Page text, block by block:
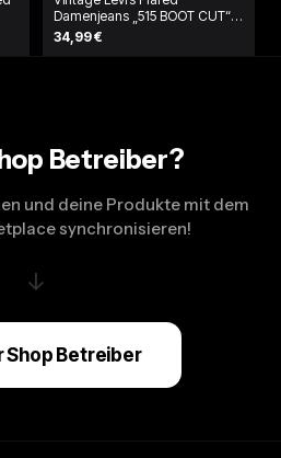
Damenjeans „515 BOOT CUT“
(L)
34,99 €
Betreiber?
und deine Produkte mit dem
synchronisieren!
↓
Shop Betreiber